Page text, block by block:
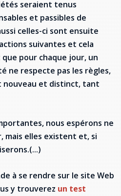
seraient tenus
et passibles de
celles-ci sont ensuite
suivantes et cela
pour chaque jour, un
ne respecte pas les règles,
nouveau et distinct, tant
nous espérons ne
mais elles existent et, si
à se rendre sur le site Web
y trouverez un test